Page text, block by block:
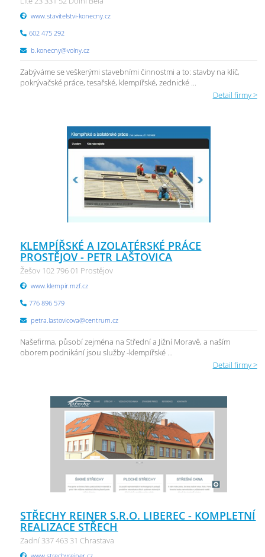
www.stavitelstvi-konecny.cz
602 475 292
b.konecny@volny.cz
Zabýváme se veškerými stavebními činnostmi a to: stavby na klíč,
pokrývačské práce, tesařské, klempířské, zednické ...
Detail firmy >
KLEMPÍŘSKÉ A IZOLATÉRSKÉ PRÁCE
PROSTĚJOV - PETR LAŠTOVICA
Žešov 102 796 01 Prostějov
www.klempir.mzf.cz
776 896 579
petra.lastovicova@centrum.cz
Našefirma, působí zejména na Střední a Jižní Moravě, a naším
oborem podnikání jsou služby -klempířské ...
Detail firmy >
STŘECHY REINER S.R.O. LIBEREC - KOMPLETNÍ
REALIZACE STŘECH
Zadní 337 463 31 Chrastava